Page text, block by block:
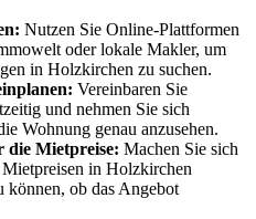
Nutzen Sie Online-Plattformen
oder lokale Makler, um
in Holzkirchen zu suchen.
Vereinbaren Sie
und nehmen Sie sich
Wohnung genau anzusehen.
die Mietpreise: Machen Sie sich
in Holzkirchen
können, ob das Angebot